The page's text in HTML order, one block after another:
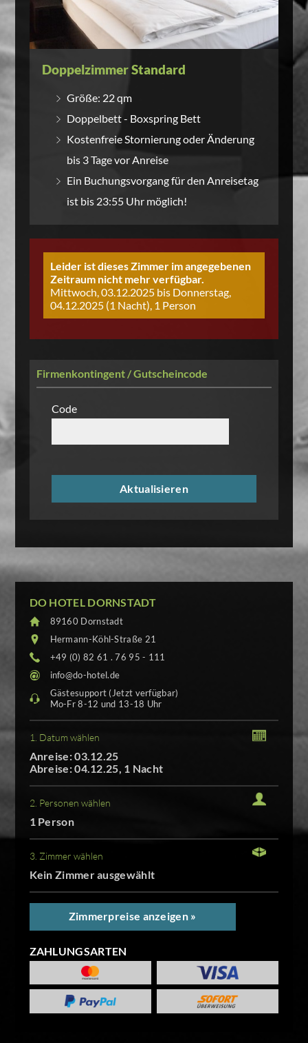
Doppelzimmer Standard
Größe: 22 qm
Doppelbett - Boxspring Bett
Kostenfreie Stornierung oder Änderung
bis 3 Tage vor Anreise
Ein Buchungsvorgang für den Anreisetag
ist bis 23:55 Uhr möglich!
Leider ist dieses Zimmer im angegebenen
Zeitraum nicht mehr verfügbar.
Mittwoch, 03.12.2025 bis Donnerstag,
04.12.2025 (1 Nacht), 1 Person
Firmenkontingent / Gutscheincode
Code
DO HOTEL DORNSTADT
89160 Dornstadt
Hermann-Köhl-Straße 21
+49 (0) 82 61 . 76 95 - 111
info@do-hotel.de
Gästesupport (Jetzt verfügbar)
Mo-Fr 8-12 und 13-18 Uhr
1. Datum wählen
Anreise: 03.12.25
Abreise: 04.12.25, 1 Nacht
2. Personen wählen
1 Person
3. Zimmer wählen
Kein Zimmer ausgewählt
Zimmerpreise anzeigen »
ZAHLUNGSARTEN